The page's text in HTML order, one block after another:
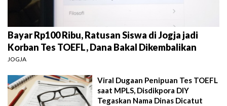
Bayar Rp100 Ribu, Ratusan Siswa di Jogja jadi
Korban Tes TOEFL, Dana Bakal Dikembalikan
JOGJA
Viral Dugaan Penipuan Tes TOEFL
saat MPLS, Disdikpora DIY
Tegaskan Nama Dinas Dicatut